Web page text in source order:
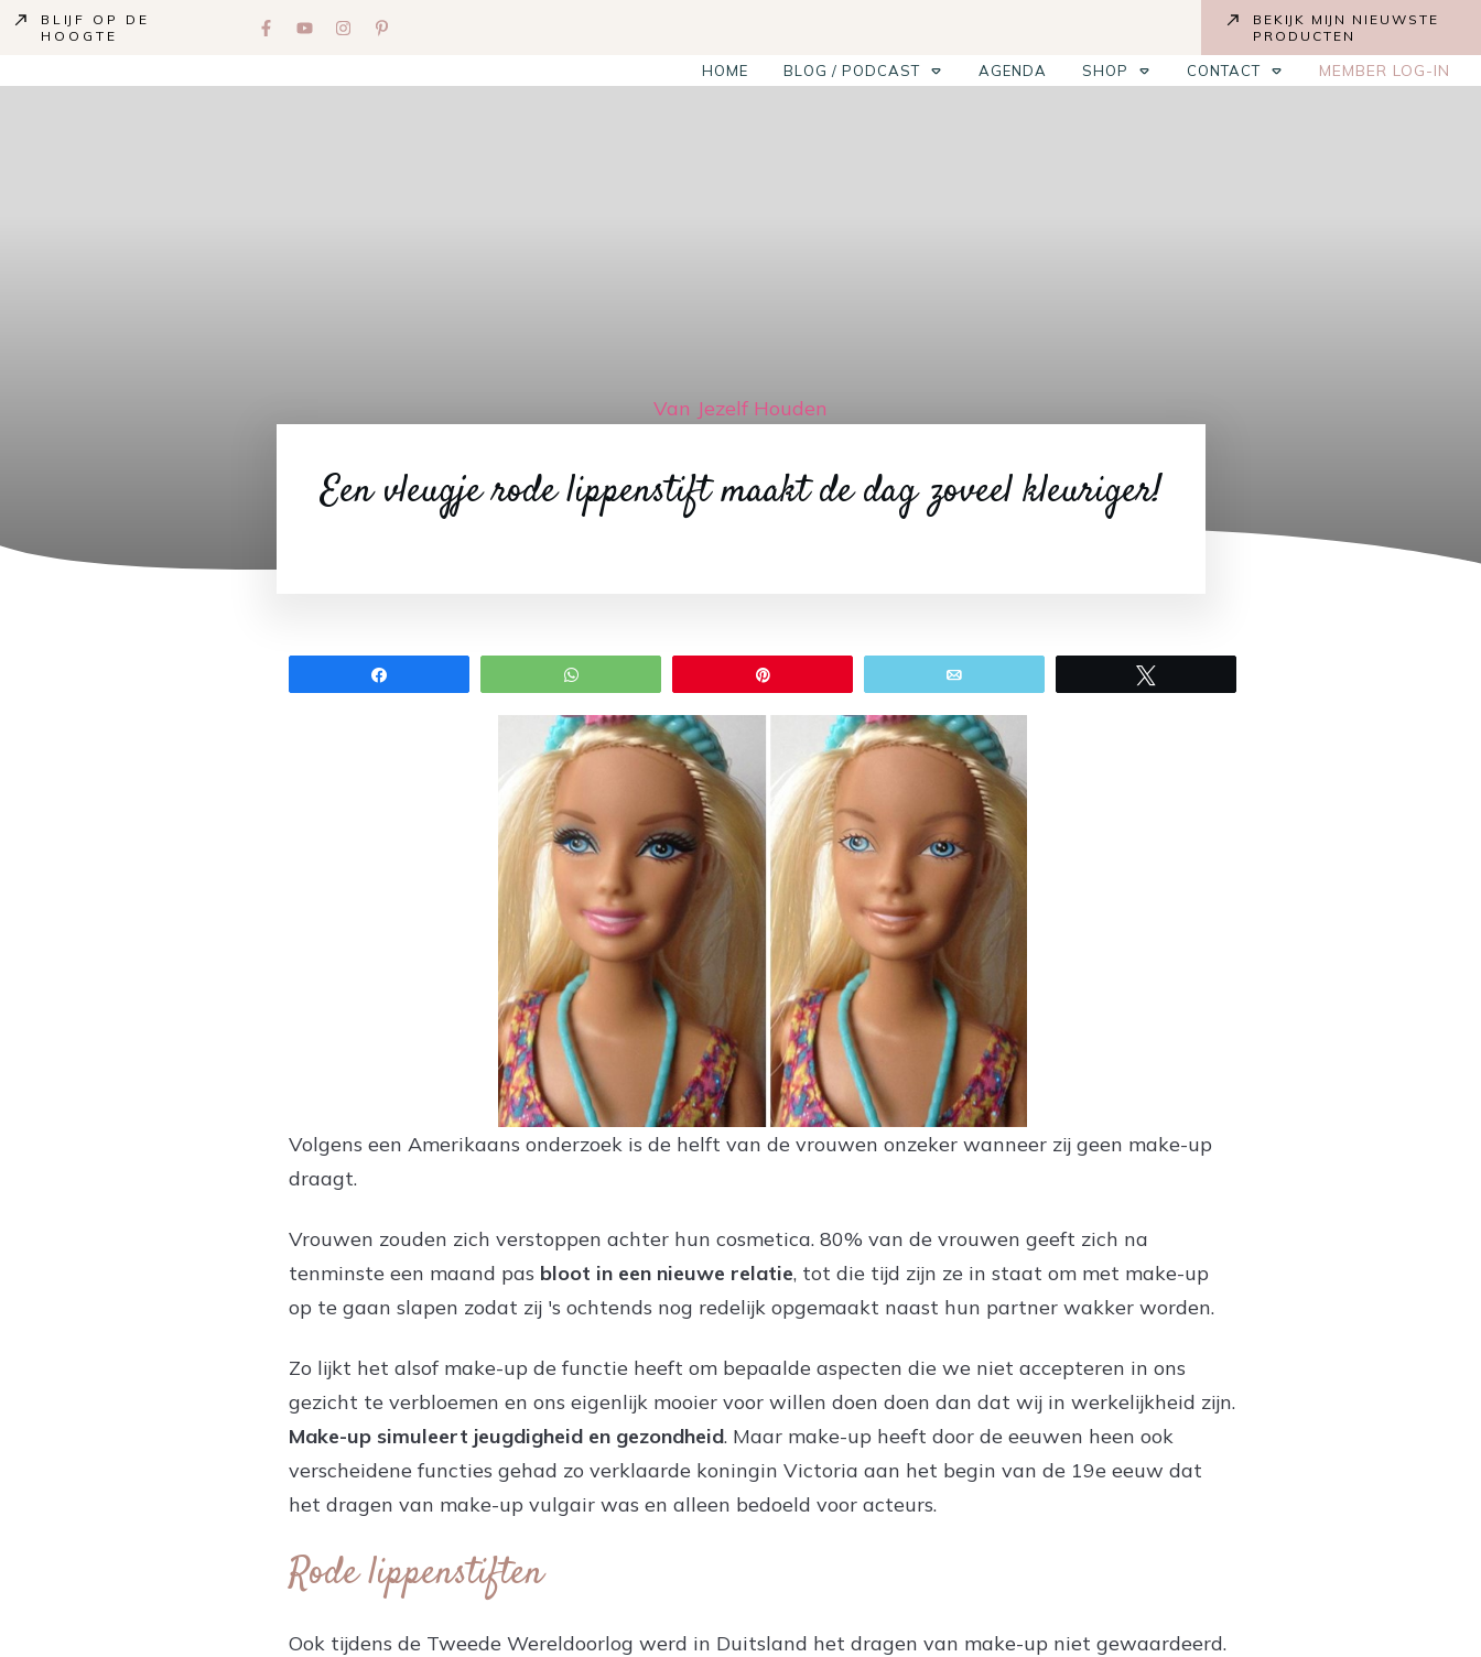
BLIJF OP DE
HOOGTE
BEKIJK MIJN NIEUWSTE
PRODUCTEN
HOME BLOG / PODCAST AGENDA SHOP CONTACT MEMBER LOG-IN
Van Jezelf Houden
Een vleugje rode lippenstift maakt de dag zoveel kleuriger!
Volgens een Amerikaans onderzoek is de helft van de vrouwen onzeker wanneer zij geen make-up
draagt.
Vrouwen zouden zich verstoppen achter hun cosmetica. 80% van de vrouwen geeft zich na
tenminste een maand pas bloot in een nieuwe relatie, tot die tijd zijn ze in staat om met make-up
op te gaan slapen zodat zij 's ochtends nog redelijk opgemaakt naast hun partner wakker worden.
Zo lijkt het alsof make-up de functie heeft om bepaalde aspecten die we niet accepteren in ons
gezicht te verbloemen en ons eigenlijk mooier voor willen doen doen dan dat wij in werkelijkheid zijn.
Make-up simuleert jeugdigheid en gezondheid. Maar make-up heeft door de eeuwen heen ook
verscheidene functies gehad zo verklaarde koningin Victoria aan het begin van de 19e eeuw dat
het dragen van make-up vulgair was en alleen bedoeld voor acteurs.
Rode lippenstiften
Ook tijdens de Tweede Wereldoorlog werd in Duitsland het dragen van make-up niet gewaardeerd.